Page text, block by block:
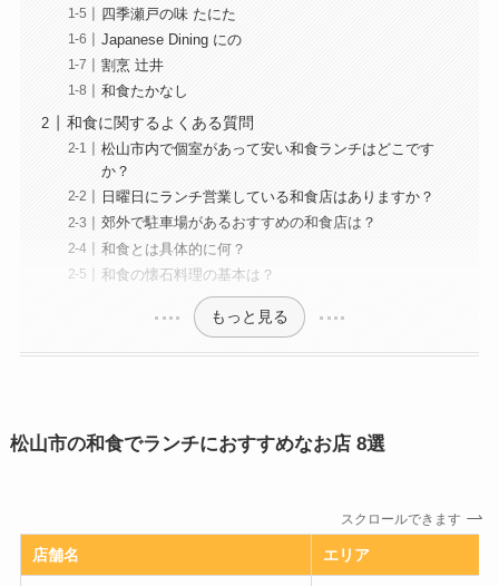
四季瀬戸の味 たにた
Japanese Dining にの
割烹 辻井
和食たかなし
和食に関するよくある質問
松山市内で個室があって安い和食ランチはどこです
か？
日曜日にランチ営業している和食店はありますか？
郊外で駐車場があるおすすめの和食店は？
和食とは具体的に何？
和食の懐石料理の基本は？
もっと見る
松山市の和食でランチにおすすめなお店 8選
スクロールできます
店舗名 エリア